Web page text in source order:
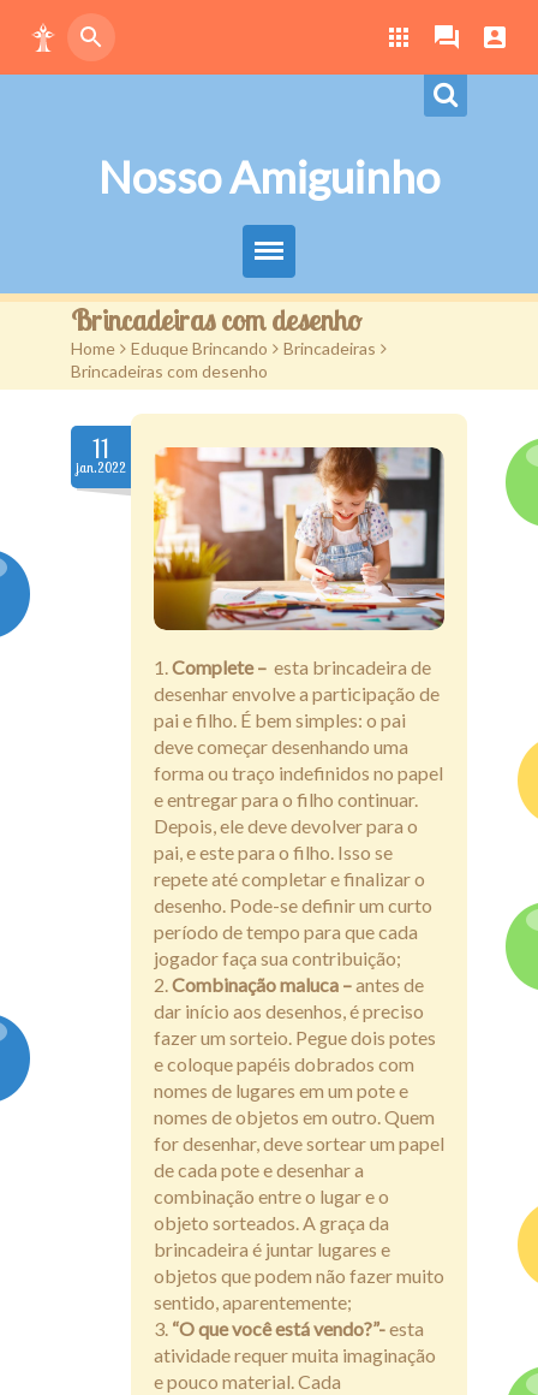
Nosso Amiguinho
Eduque Brincando
Letras
Play
Downloads
Atividades
Assine
Brincadeiras com desenho
Home > Eduque Brincando > Brincadeiras >
Brincadeiras com desenho
11
jan.2022
Complete – esta brincadeira de
desenhar envolve a participação de
pai e filho. É bem simples: o pai
deve começar desenhando uma
forma ou traço indefinidos no papel
e entregar para o filho continuar.
Depois, ele deve devolver para o
pai, e este para o filho. Isso se
repete até completar e finalizar o
desenho. Pode-se definir um curto
período de tempo para que cada
jogador faça sua contribuição;
Combinação maluca –antes de
dar início aos desenhos, é preciso
fazer um sorteio. Pegue dois potes
e coloque papéis dobrados com
nomes de lugares em um pote e
nomes de objetos em outro. Quem
for desenhar, deve sortear um papel
de cada pote e desenhar a
combinação entre o lugar e o
objeto sorteados. A graça da
brincadeira é juntar lugares e
objetos que podem não fazer muito
sentido, aparentemente;
“O que você está vendo?”-esta
atividade requer muita imaginação
e pouco material. Cada